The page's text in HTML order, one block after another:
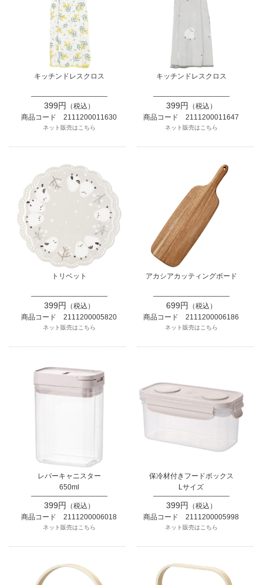
キッチンドレスクロス
399円
（税込）
商品コード 2111200011630
ネット販売はこちら
キッチンドレスクロス
399円
（税込）
商品コード 2111200011647
ネット販売はこちら
トリベット
399円
（税込）
商品コード 2111200005820
ネット販売はこちら
アカシアカッティングボード
699円
（税込）
商品コード 2111200006186
ネット販売はこちら
レバーキャニスター
650ml
399円
（税込）
商品コード 2111200006018
ネット販売はこちら
保冷材付きフードボックス
Lサイズ
399円
（税込）
商品コード 2111200005998
ネット販売はこちら